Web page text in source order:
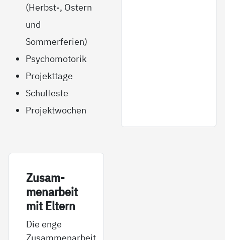
(Herbst-, Ostern
und
Sommerferien)
Psychomotorik
Projekttage
Schulfeste
Projektwochen
Zu­sam­
men­ar­beit
mit El­tern
Die enge
Zusammenarbeit